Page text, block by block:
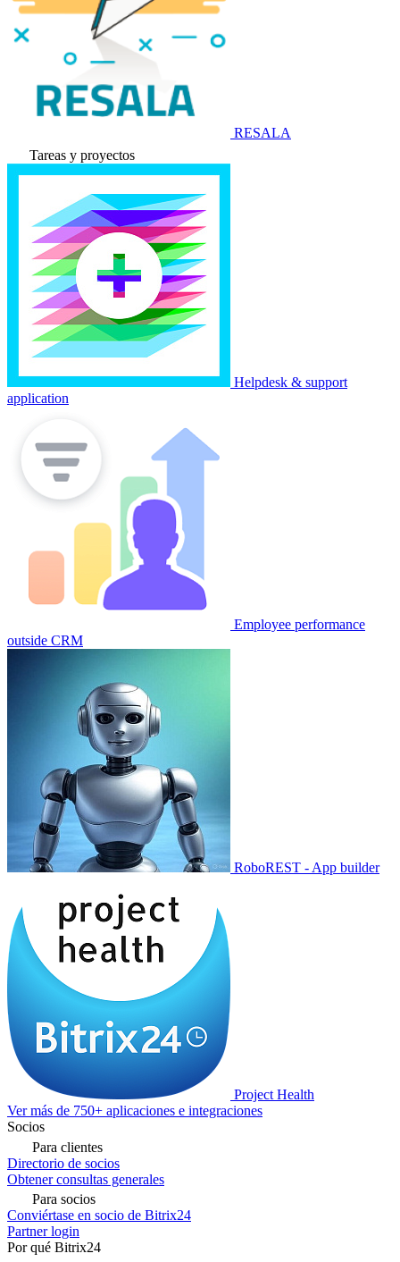
RESALA
Tareas y proyectos
Helpdesk & support
application
Employee performance
outside CRM
RoboREST - App builder
Project Health
Ver más de 750+ aplicaciones e integraciones
Socios
Para clientes
Directorio de socios
Obtener consultas generales
Para socios
Conviértase en socio de Bitrix24
Partner login
Por qué Bitrix24